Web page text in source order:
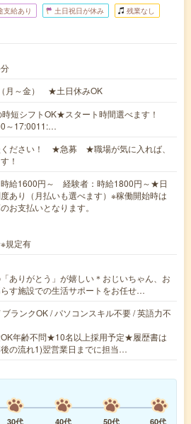
支給あり 土日祝日が休み 残業なし
月～金） ★土日休みOK
短シフトOK★スタート時間選べます！
～17:0011:…
ください！ ★急募 ★職場が気に入れば、
！
時給1600円～ 経験者：時給1800円～★日
あり（月払いも選べます）※稼働開始時は
お支払いとなります。
規定有
ありがとう」が嬉しい＊おじいちゃん、お
す施設での生活サポートをお任せ…
ランクOK / パソコンスキル不要 / 英語力不
年齢不問★10名以上採用予定★履歴書は
の流れ1)翌営業日までに担当…
30代 40代 50代
60代